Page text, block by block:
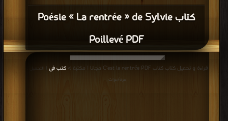
كتاب Poésie « La rentrée » de Sylvie
Poillevé PDF
قراءة و تحميل كتاب كتاب C’est la rentrée PDF مجانا | مكتبة > كتب في
| التحميل :
مرة/مرات